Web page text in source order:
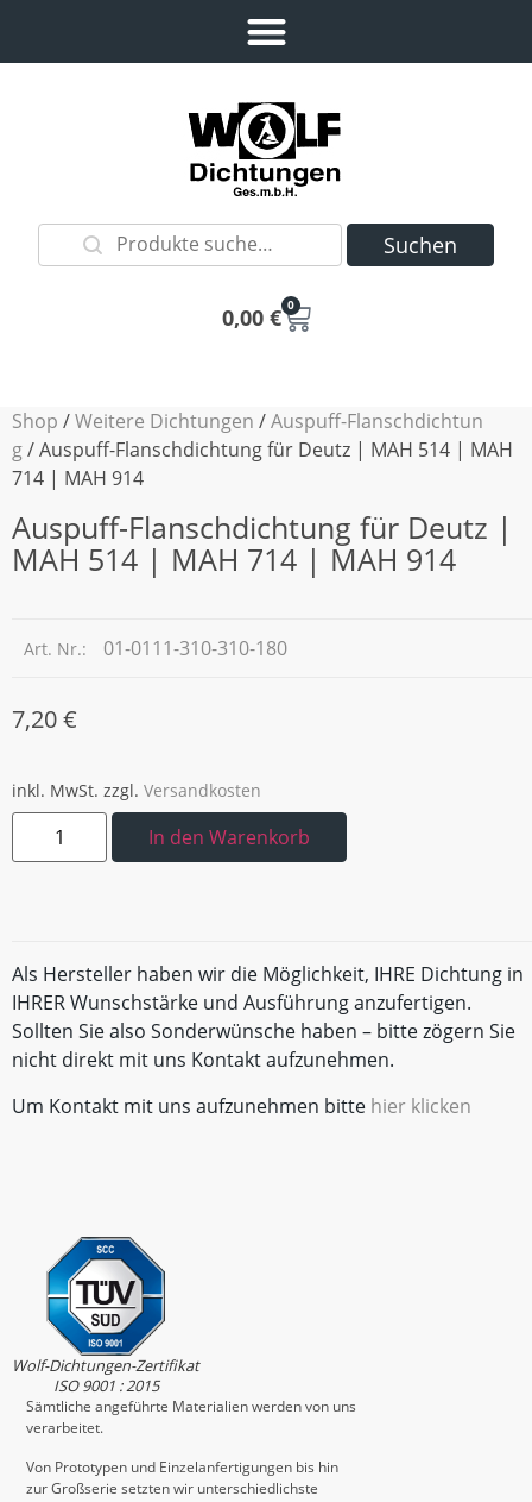
Suchen
0,00 € 0
Shop /Weitere Dichtungen /Auspuff-Flanschdichtun
g/ Auspuff-Flanschdichtung für Deutz | MAH 514 | MAH
714 | MAH 914
Auspuff-Flanschdichtung für Deutz |
MAH 514 | MAH 714 | MAH 914
Art. Nr.: 01-0111-310-310-180
7,20€
inkl. MwSt. zzgl. Versandkosten
In den Warenkorb
Als Hersteller haben wir die Möglichkeit, IHRE Dichtung in
IHRER Wunschstärke und Ausführung anzufertigen.
Sollten Sie also Sonderwünsche haben – bitte zögern Sie
nicht direkt mit uns Kontakt aufzunehmen.
Um Kontakt mit uns aufzunehmen bitte hier klicken
Wolf-Dichtungen-Zertifikat
ISO 9001 : 2015
Sämtliche angeführte Materialien werden von uns
verarbeitet.
Von Prototypen und Einzelanfertigungen bis hin
zur Großserie setzten wir unterschiedlichste